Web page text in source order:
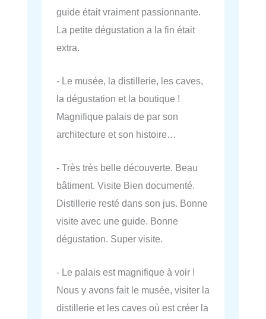
guide était vraiment passionnante.
La petite dégustation a la fin était
extra.
- Le musée, la distillerie, les caves,
la dégustation et la boutique !
Magnifique palais de par son
architecture et son histoire…
- Très très belle découverte. Beau
bâtiment. Visite Bien documenté.
Distillerie resté dans son jus. Bonne
visite avec une guide. Bonne
dégustation. Super visite.
- Le palais est magnifique à voir !
Nous y avons fait le musée, visiter la
distillerie et les caves où est créer la